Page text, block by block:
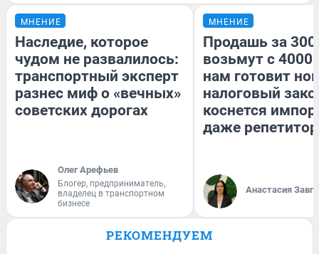
МНЕНИЕ
Наследие, которое
чудом не развалилось:
транспортный эксперт
разнес миф о «вечных»
советских дорогах
Олег Арефьев
Блогер, предприниматель,
владелец в транспортном
бизнесе
МНЕНИЕ
Продашь за
возьмут с
нам готовит
налоговый
коснется
даже
Анастасия
РЕКОМЕНДУЕМ